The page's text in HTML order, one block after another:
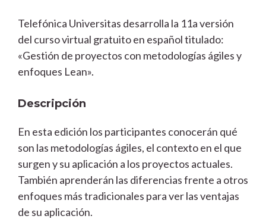
Telefónica Universitas desarrolla la 11a versión
del curso virtual gratuito en español titulado:
«Gestión de proyectos con metodologías ágiles y
enfoques Lean».
Descripción
En esta edición los participantes conocerán qué
son las metodologías ágiles, el contexto en el que
surgen y su aplicación a los proyectos actuales.
También aprenderán las diferencias frente a otros
enfoques más tradicionales para ver las ventajas
de su aplicación.